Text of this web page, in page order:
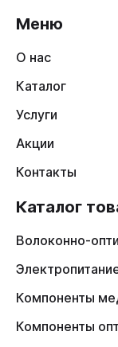
Меню
О нас
Каталог
Услуги
Акции
Контакты
Каталог
Волоконно-
Компоненты
Компоненты